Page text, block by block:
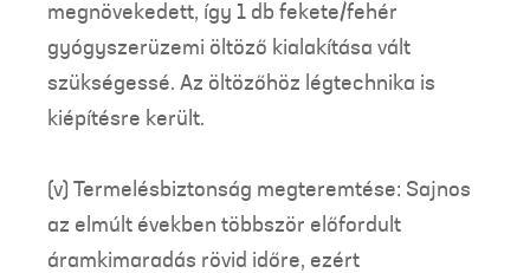
megnövekedett, így 1 db fekete/fehér
gyógyszerüzemi öltöző kialakítása vált
szükségessé. Az öltözőhöz légtechnika is
kiépítésre került.
(v) Termelésbiztonság megteremtése: Sajnos
az elmúlt években többször előfordult
áramkimaradás rövid időre, ezért